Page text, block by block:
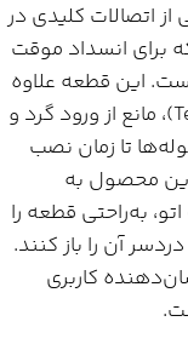
از اتصالات کلیدی در
برای انسداد موقت
این قطعه علاوه
بر کاربرد در زمان تست فشار (Test Pressure)، مانع از ورود گرد و
تا زمان نصب
محصول به
به‌راحتی قطعه را
آن را باز کنند.
کاربری